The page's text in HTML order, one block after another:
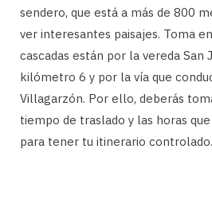
sendero, que está a más de 800
ver interesantes paisajes. Toma
cascadas están por la vereda San
kilómetro 6 y por la vía que
Villagarzón. Por ello, deberás
tiempo de traslado y las horas
para tener tu itinerario controlado.